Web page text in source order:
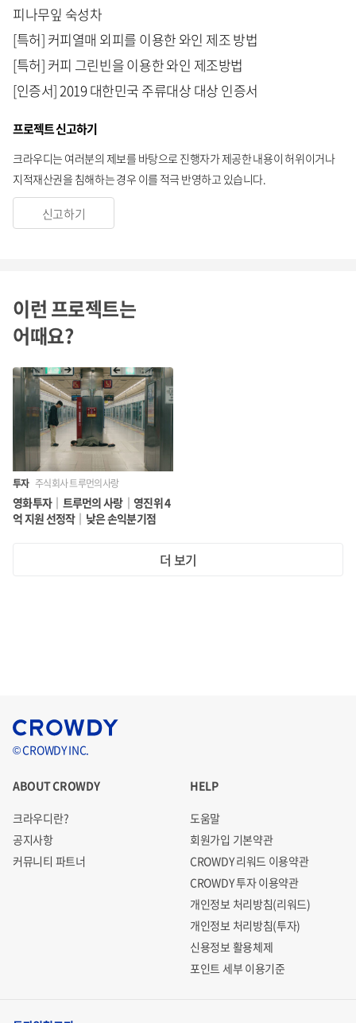
피나무잎 숙성차
[특허] 커피열매 외피를 이용한 와인 제조 방법
[특허] 커피 그린빈을 이용한 와인 제조방법
[인증서] 2019 대한민국 주류대상 대상 인증서
프로젝트 신고하기
크라우디는 여러분의 제보를 바탕으로 진행자가 제공한 내용이 허위이거나
지적재산권을 침해하는 경우 이를 적극 반영하고 있습니다.
신고하기
이런 프로젝트는
어때요?
투자 주식회사 트루먼의사랑
영화투자｜트루먼의 사랑｜영진위 4
억 지원 선정작｜낮은 손익분기점
더 보기
© CROWDY INC.
ABOUT CROWDY
크라우디란?
공지사항
커뮤니티 파트너
HELP
도움말
회원가입 기본약관
CROWDY 리워드 이용약관
CROWDY 투자 이용약관
개인정보 처리방침(리워드)
개인정보 처리방침(투자)
신용정보 활용체제
포인트 세부 이용기준